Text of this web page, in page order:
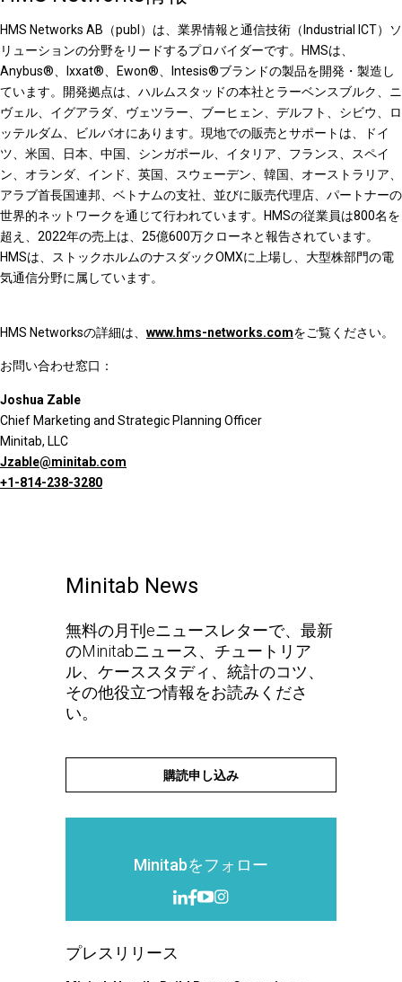
HMS Networks AB（publ）は、業界情報と通信技術（Industrial ICT）ソ
リューションの分野をリードするプロバイダーです。HMSは、
Anybus®、Ixxat®、Ewon®、Intesis®ブランドの製品を開発・製造し
ています。開発拠点は、ハルムスタッドの本社とラーベンスブルク、ニ
ヴェル、イグアラダ、ヴェツラー、ブーヒェン、デルフト、シビウ、ロ
ッテルダム、ビルバオにあります。現地での販売とサポートは、ドイ
ツ、米国、日本、中国、シンガポール、イタリア、フランス、スペイ
ン、オランダ、インド、英国、スウェーデン、韓国、オーストラリア、
アラブ首長国連邦、ベトナムの支社、並びに販売代理店、パートナーの
世界的ネットワークを通じて行われています。HMSの従業員は800名を
超え、2022年の売上は、25億600万クローネと報告されています。
HMSは、ストックホルムのナスダックOMXに上場し、大型株部門の電
気通信分野に属しています。
HMS Networksの詳細は、 www.hms-networks.comをご覧ください。
お問い合わせ窓口：
Joshua Zable
Chief Marketing and Strategic Planning Officer
Minitab, LLC
Jzable@minitab.com
+1-814-238-3280
Minitab News
無料の月刊eニュースレターで、最新
のMinitabニュース、チュートリア
ル、ケーススタディ、統計のコツ、
その他役立つ情報をお読みくださ
い。
購読申し込み
Minitabをフォロー
プレスリリース